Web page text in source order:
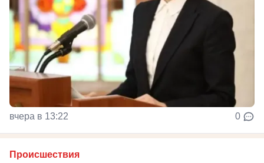
вчера в 13:22 0
Происшествия